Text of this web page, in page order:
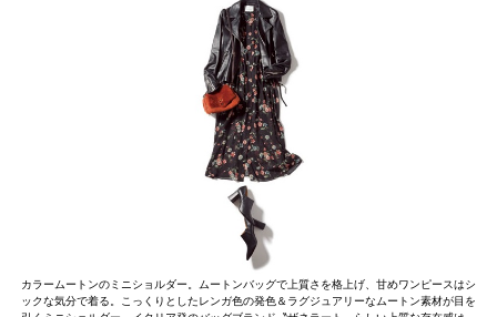
カラームートンのミニショルダー。ムートンバッグで上質さを格上げ、甘めワンピースはシ
ックな気分で着る。こっくりとしたレンガ色の発色＆ラグジュアリーなムートン素材が目を